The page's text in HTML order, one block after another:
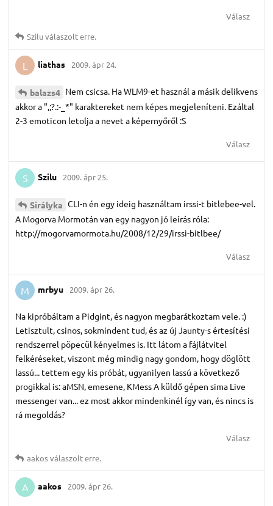
Válasz
Sziluválaszolt erre.
L liathas 2009. ápr 24.
balazs4 Nem csicsa. Ha WLM9-et használ a másik delikvens
akkor a ",;?.:-_*" karaktereket nem képes megjeleníteni. Ezáltal
2-3 emoticon letolja a nevet a képernyőről :S
Válasz
S Szilu 2009. ápr 25.
Sirályka CLI-n én egy ideig használtam irssi-t bitlebee-vel.
A Mogorva Mormotán van egy nagyon jó leírás róla:
http://mogorvamormota.hu/2008/12/29/irssi-bitlbee/
Válasz
M mrbyu 2009. ápr 26.
Na kipróbáltam a Pidgint, és nagyon megbarátkoztam vele. :)
Letisztult, csinos, sokmindent tud, és az új Jaunty-s értesítési
rendszerrel pöpecül kényelmes is. Itt látom a fájlátvitel
felkéréseket, viszont még mindig nagy gondom, hogy döglött
lassú... tettem egy kis próbát, ugyanilyen lassú a következő
progikkal is: aMSN, emesene, KMess A küldő gépen sima Live
messenger van... ez most akkor mindenkinél így van, és nincs is
rá megoldás?
Válasz
aakosválaszolt erre.
A aakos 2009. ápr 26.